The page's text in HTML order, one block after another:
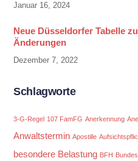
Januar 16, 2024
Neue Düsseldorfer Tabelle
Änderungen
Dezember 7, 2022
Schlagworte
3-G-Regel 107 FamFG Anerkennung
Anwaltstermin Apostille
besondere Belastung BFH